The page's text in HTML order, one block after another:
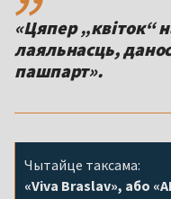
«Цяпер „квіток“
лаяльнасць,
пашпарт».
Чытайце таксама:
«Viva Braslav», або